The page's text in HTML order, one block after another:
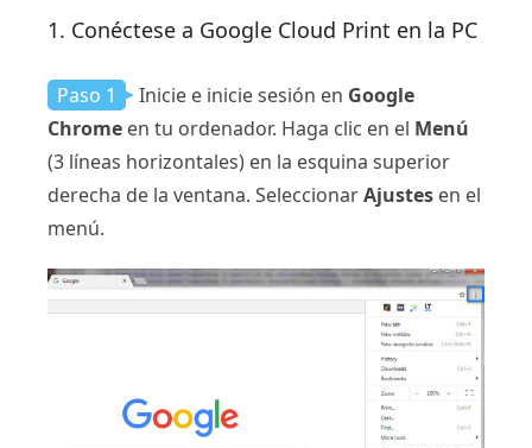
1. Conéctese a Google Cloud Print en la PC
Paso 1 Inicie e inicie sesión en Google
Chrome en tu ordenador. Haga clic en el Menú
(3 líneas horizontales) en la esquina superior
derecha de la ventana. SeleccionarAjustes en el
menú.